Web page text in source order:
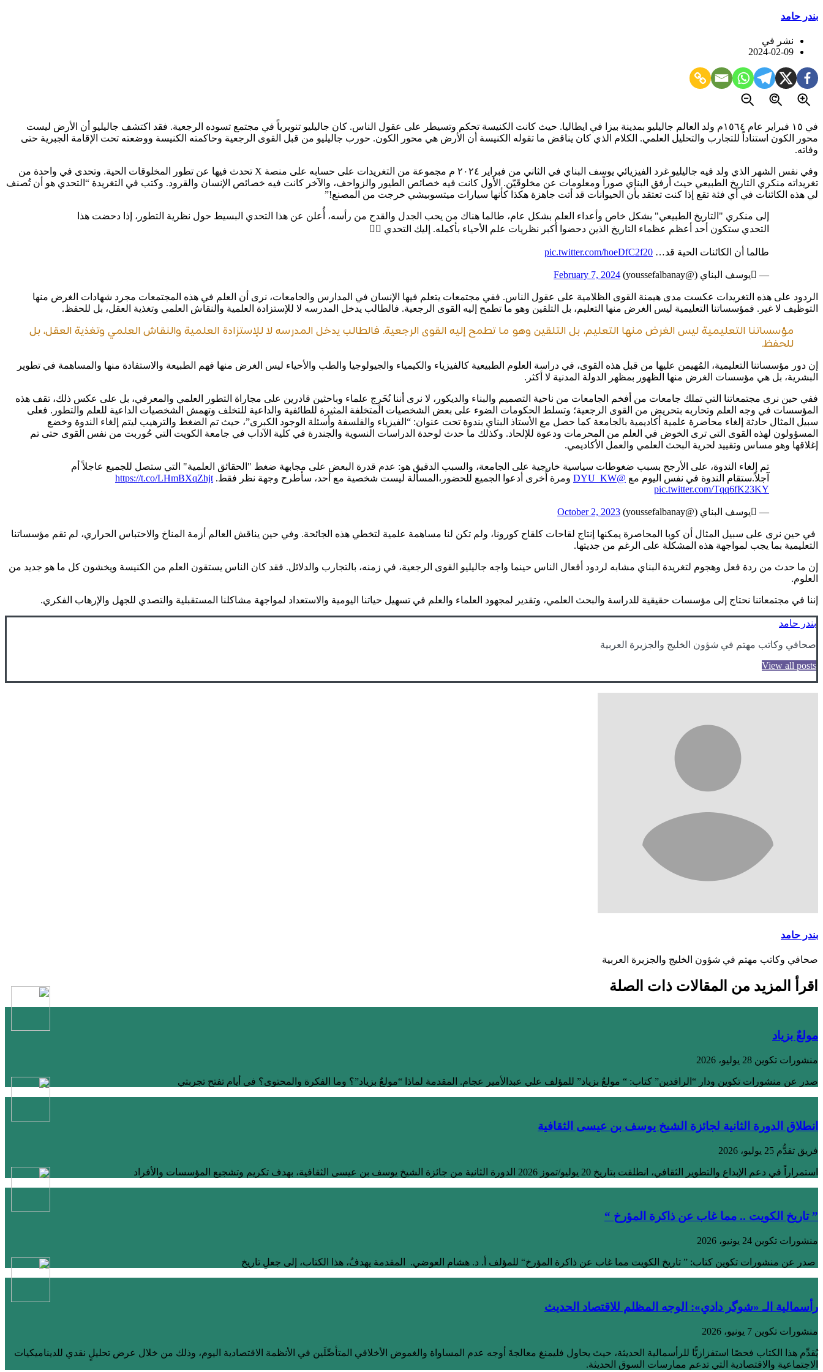
بندر حامد
نشر في
2024-02-09
في ١٥ فبراير عام ١٥٦٤م ولد العالم جاليليو بمدينة بيزا في ايطاليا. حيث كانت الكنيسة تحكم وتسيطر على عقول الناس. كان جاليليو تنويرياً في مجتمع تسوده الرجعية. فقد اكتشف جاليليو أن الأرض ليست
محور الكون استناداً للتجارب والتحليل العلمي. الكلام الذي كان يناقض ما تقوله الكنيسة أن الأرض هي محور الكون. حورب جاليليو من قبل القوى الرجعية وحاكمته الكنيسة ووضعته تحت الإقامة الجبرية حتى
وفاته.
وفي نفس الشهر الذي ولد فيه جاليليو غرد الفيزيائي يوسف البناي في الثاني من فبراير ٢٠٢٤ م مجموعة من التغريدات على حسابه على منصة X تحدث فيها عن تطور المخلوقات الحية. وتحدى في واحدة من
تغريداته منكري التاريخ الطبيعي حيث أرفق البناي صوراً ومعلومات عن مخلوقَيّن. الأول كانت فيه خصائص الطيور والزواحف، والآخر كانت فيه خصائص الإنسان والقرود. وكتب في التغريدة “التحدي هو أن تُصنف
لي هذه الكائنات في أي فئة تقع إذا كنت تعتقد بأن الحيوانات قد أتت جاهزة هكذا كأنها سيارات ميتسوبيشي خرجت من المصنع!”
إلى منكري "التاريخ الطبيعي" بشكل خاص وأعداء العلم بشكل عام، طالما هناك من يحب الجدل والقدح من رأسه، أُعلن عن هذا التحدي البسيط حول نظرية التطور، إذا دحضت هذا
التحدي ستكون أحد أعظم عظماء التاريخ الذين دحضوا أكبر نظريات علم الأحياء بأكمله. إليك التحدي 👇🏼
طالما أن الكائنات الحية قد… pic.twitter.com/hoeDfC2f20
— يوسف البناي (@youssefalbanay) February 7, 2024
الردود على هذه التغريدات عكست مدى هيمنة القوى الظلامية على عقول الناس. ففي مجتمعات يتعلم فيها الإنسان في المدارس والجامعات، نرى أن العلم في هذه المجتمعات مجرد شهادات الغرض منها
التوظيف لا غير. فمؤسساتنا التعليمية ليس الغرض منها التعليم، بل التلقين وهو ما تطمح إليه القوى الرجعية. فالطالب يدخل المدرسه لا للإستزادة العلمية والنقاش العلمي وتغذية العقل، بل للحفظ.
مؤسساتنا التعليمية ليس الغرض منها التعليم، بل التلقين وهو ما تطمح إليه القوى الرجعية. فالطالب يدخل المدرسه لا للإستزادة العلمية والنقاش العلمي وتغذية العقل، بل
للحفظ.
إن دور مؤسساتنا التعليمية، المُهيمن عليها من قبل هذه القوى، في دراسة العلوم الطبيعية كالفيزياء والكيمياء والجيولوجيا والطب والأحياء ليس الغرض منها فهم الطبيعة والاستفادة منها والمساهمة في تطوير
البشرية، بل هي مؤسسات الغرض منها الظهور بمظهر الدولة المدنية لا أكثر.
ففي حين نرى مجتمعاتنا التي تملك جامعات من أفخم الجامعات من ناحية التصميم والبناء والديكور، لا نرى أننا نُخَرِج علماء وباحثين قادرين على مجاراة التطور العلمي والمعرفي، بل على عكس ذلك، تقف هذه
المؤسسات في وجه العلم وتحاربه بتحريض من القوى الرجعية؛ وتسلط الحكومات الضوء على بعض الشخصيات المتخلفة المثيرة للطائفية والداعية للتخلف وتهمش الشخصيات الداعية للعلم والتطور. فعلى
سبيل المثال حادثة إلغاء محاضرة علمية أكاديمية بالجامعة كما حصل مع الأستاذ البناي بندوة تحت عنوان: “الفيزياء والفلسفة وأسئلة الوجود الكبرى”، حيث تم الضغط والترهيب ليتم إلغاء الندوة وخضع
المسؤولون لهذه القوى التي ترى الخوض في العلم من المحرمات ودعوة للإلحاد. وكذلك ما حدث لوحدة الدراسات النسوية والجندرة في كلية الآداب في جامعة الكويت التي حُوربت من نفس القوى حتى تم
إغلاقها وهو مساس وتقييد لحرية البحث العلمي والعمل الأكاديمي.
تم إلغاء الندوة، على الأرجح بسبب ضغوطات سياسية خارجية على الجامعة، والسبب الدقيق هو: عدم قدرة البعض على مجابهة ضغط "الحقائق العلمية" التي ستصل للجميع عاجلاً أم
آجلاً.ستقام الندوة في نفس اليوم مع @DYU_KW ومرة أُخرى أدعوا الجميع للحضور،المسألة ليست شخصية مع أحد، سأطرح وجهة نظر فقط.https://t.co/LHmBXqZhjt
pic.twitter.com/Tqq6fK23KY
— يوسف البناي (@youssefalbanay) October 2, 2023
في حين نرى على سبيل المثال أن كوبا المحاصرة يمكنها إنتاج لقاحات كلقاح كورونا، ولم تكن لنا مساهمة علمية لتخطي هذه الجائحة. وفي حين يناقش العالم أزمة المناخ والاحتباس الحراري، لم تقم مؤسساتنا
التعليمية بما يجب لمواجهة هذه المشكلة على الرغم من جديتها.
إن ما حدث من ردة فعل وهجوم لتغريدة البناي مشابه لردود أفعال الناس حينما واجه جاليليو القوى الرجعية، في زمنه، بالتجارب والدلائل. فقد كان الناس يستقون العلم من الكنيسة ويخشون كل ما هو جديد من
العلوم.
إننا في مجتمعاتنا نحتاج إلى مؤسسات حقيقية للدراسة والبحث العلمي، وتقدير لمجهود العلماء والعلم في تسهيل حياتنا اليومية والاستعداد لمواجهة مشاكلنا المستقبلية والتصدي للجهل والإرهاب الفكري.
بندر حامد
صحافي وكاتب مهتم في شؤون الخليج والجزيرة العربية
View all posts
بندر حامد
صحافي وكاتب مهتم في شؤون الخليج والجزيرة العربية
اقرأ المزيد من المقالات ذات الصلة
مولعٌ بزياد
منشورات تكوين 28 يوليو، 2026
صدر عن منشورات تكوين ودار “الرافدين” كتاب: “ مولعٌ بزياد” للمؤلف علي عبدالأمير عجام. المقدمة لماذا “مولعٌ بزياد”؟ وما الفكرة والمحتوى؟ في أيام تفتح تجربتي
انطلاق الدورة الثانية لجائزة الشيخ يوسف بن عيسى الثقافية
فريق تقدُّم 25 يوليو، 2026
استمراراً في دعم الإبداع والتطوير الثقافي، انطلقت بتاريخ 20 يوليو/تموز 2026 الدورة الثانية من جائزة الشيخ يوسف بن عيسى الثقافية، بهدف تكريم وتشجيع المؤسسات والأفراد
” تاريخ الكويت .. مما غاب عن ذاكرة المؤرخ “
منشورات تكوين 24 يونيو، 2026
صدر عن منشورات تكوين كتاب: ” تاريخ الكويت مما غاب عن ذاكرة المؤرخ“ للمؤلف أ. د. هشام العوضي. المقدمة يهدفُ، هذا الكتاب، إلى جعلِ تاريخ
رأسمالية الـ «شوگر دادي»: الوجه المظلم للاقتصاد الحديث
منشورات تكوين 7 يونيو، 2026
يُقدِّم هذا الكتاب فحصًا استفزازيًّا للرأسمالية الحديثة، حيث يحاول فليمنغ معالجةَ أوجه عدم المساواة والغموض الأخلاقي المتأصِّلَين في الأنظمة الاقتصادية اليوم، وذلك من خلال عرض تحليلٍ نقدي للديناميكيات
الاجتماعية والاقتصادية التي تدعم ممارسات السوق الحديثة.